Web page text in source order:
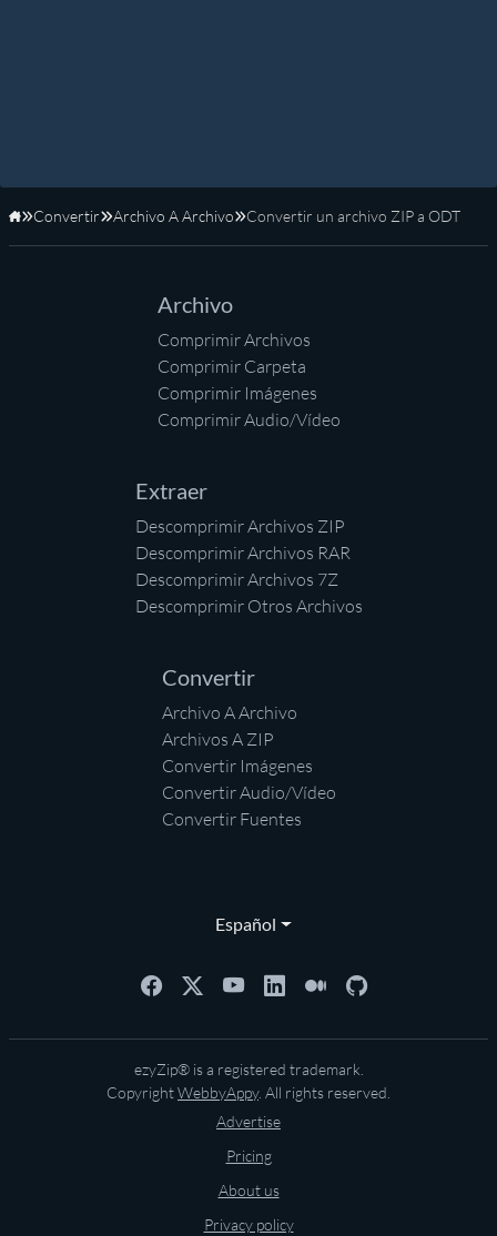
Inicio
Convertir Archivo A Archivo Convertir un archivo ZIP a ODT
Archivo
Comprimir Archivos
Comprimir Carpeta
Comprimir Imágenes
Comprimir Audio/Vídeo
Extraer
Descomprimir Archivos ZIP
Descomprimir Archivos RAR
Descomprimir Archivos 7Z
Descomprimir Otros Archivos
Convertir
Archivo A Archivo
Archivos A ZIP
Convertir Imágenes
Convertir Audio/Vídeo
Convertir Fuentes
Español
ezyZip® is a registered trademark.
CopyrightWebbyAppy. All rights reserved.
Advertise
Pricing
About us
Privacy policy